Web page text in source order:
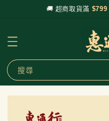
🚚 超商取貨滿 $799
搜尋